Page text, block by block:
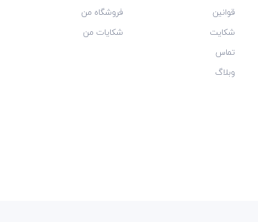
قوانین
شکایت
تماس
وبلاگ
فروشگاه من
شکایات من